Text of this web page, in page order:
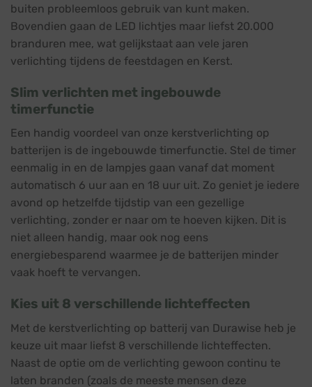
buiten probleemloos gebruik van kunt maken.
Bovendien gaan de LED lichtjes maar liefst 20.000
branduren mee, wat gelijkstaat aan vele jaren
verlichting tijdens de feestdagen en Kerst.
Slim verlichten met ingebouwde
timerfunctie
Een handig voordeel van onze kerstverlichting op
batterijen is de ingebouwde timerfunctie. Stel de timer
eenmalig in en de lampjes gaan vanaf dat moment
automatisch 6 uur aan en 18 uur uit. Zo geniet je iedere
avond op hetzelfde tijdstip van een gezellige
verlichting, zonder er naar om te hoeven kijken. Dit is
niet alleen handig, maar ook nog eens
energiebesparend waarmee je de batterijen minder
vaak hoeft te vervangen.
Kies uit 8 verschillende lichteffecten
Met de kerstverlichting op batterij van Durawise heb je
keuze uit maar liefst 8 verschillende lichteffecten.
Naast de optie om de verlichting gewoon continu te
laten branden (zoals de meeste mensen deze